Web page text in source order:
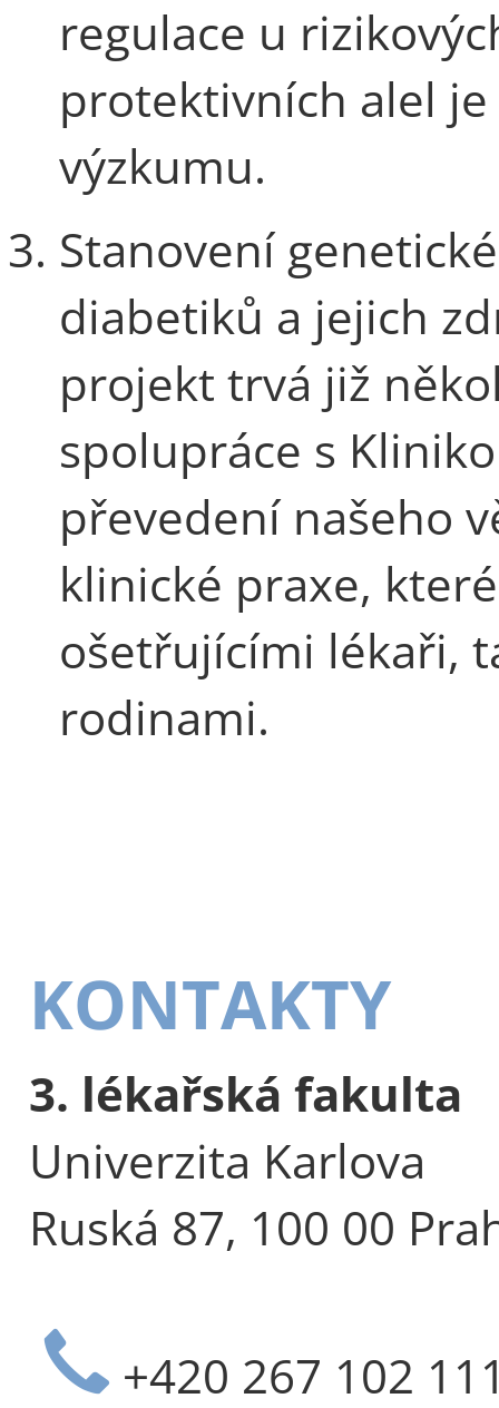
regulace u
protektivních alel
výzkumu.
Stanovení
diabetiků a jejich
projekt trvá již
spolupráce s
převedení našeho
klinické praxe,
ošetřujícími lékaři,
rodinami.
KONTAKTY
3. lékařská fakulta
Univerzita Karlova
Ruská 87, 100 00
+420 267 102